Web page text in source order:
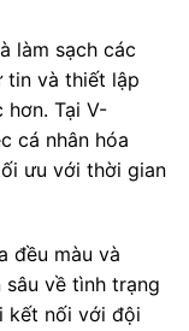
làm sạch các
tin và thiết lập
hơn. Tại V-
cá nhân hóa
ưu với thời gian
đều màu và
về tình trạng
kết nối với đội